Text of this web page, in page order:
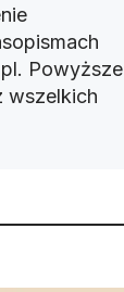
Powyższe
wszelkich